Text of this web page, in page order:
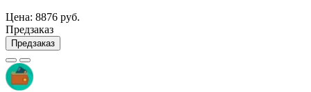
Цена: 8876 руб.
Предзаказ
Предзаказ